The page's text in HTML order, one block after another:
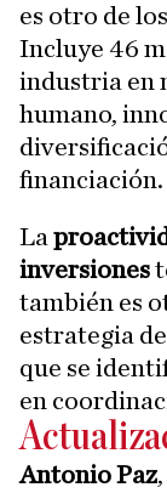
es otro de
Incluye 46
industria en
humano,
financiación.
La
inversiones
también es
estrategia
que se
en
Antonio Paz